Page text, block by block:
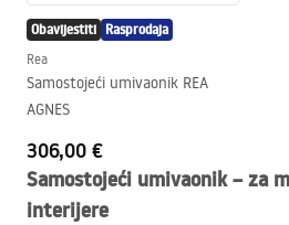
Obavijestiti Rasprodaja
Rea
Samostojeći umivaonik REA
AGNES
306,00 €
Samostojeći umivaonik – za
interijere